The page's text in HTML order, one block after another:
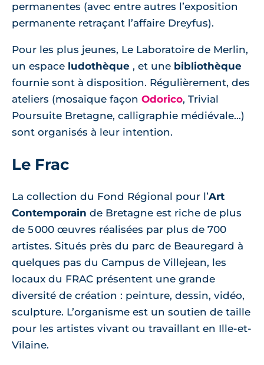
permanentes (avec entre autres l’exposition
permanente retraçant l’affaire Dreyfus).
Pour les plus jeunes, Le Laboratoire de Merlin,
un espace ludothèque , et une bibliothèque
fournie sont à disposition. Régulièrement, des
ateliers (mosaïque façon Odorico, Trivial
Poursuite Bretagne, calligraphie médiévale...)
sont organisés à leur intention.
Le Frac
La collection du Fond Régional pour l’Art
Contemporain de Bretagne est riche de plus
de 5 000 œuvres réalisées par plus de 700
artistes. Situés près du parc de Beauregard à
quelques pas du Campus de Villejean, les
locaux du FRAC présentent une grande
diversité de création : peinture, dessin, vidéo,
sculpture. L’organisme est un soutien de taille
pour les artistes vivant ou travaillant en Ille-et-
Vilaine.